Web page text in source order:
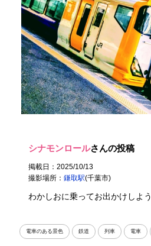
シナモンロールさんの投稿
掲載日：2025/10/13
撮影場所：鎌取駅(千葉市)
わかしおに乗ってお出かけしよう
電車のある景色 鉄道 列車 電車